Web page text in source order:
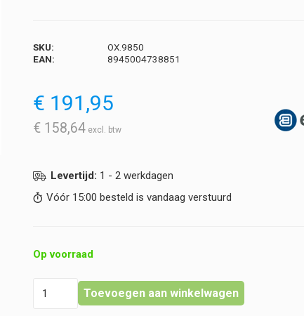
SKU:
OX.9850
EAN:
8945004738851
€ 191,95
€ 158,64
Levertijd: 1 - 2 werkdagen
Vóór 15:00 besteld is vandaag verstuurd
Op voorraad
Toevoegen aan winkelwagen